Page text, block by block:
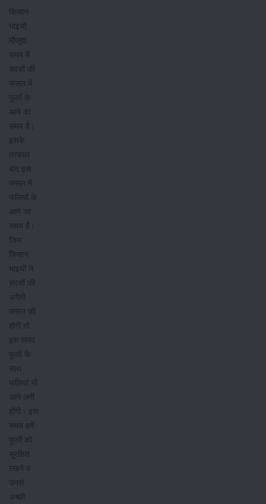
किसान
भाइयों,
मौजूदा
समय में
सरसों की
फसल में
फूलों के
आने का
समय है।
इसके
तत्काल
बाद इस
फसल में
फलियों के
आने का
समय है।
जिन
किसान
भाइयों ने
सरसों की
अगैती
फसल की
होगी तो
इस समय
फूलों के
साथ
फलियां भी
आने लगीं
होंगी। इस
समय हमें
फूलों को
सुरक्षित
रखने व
उनसे
अच्छी